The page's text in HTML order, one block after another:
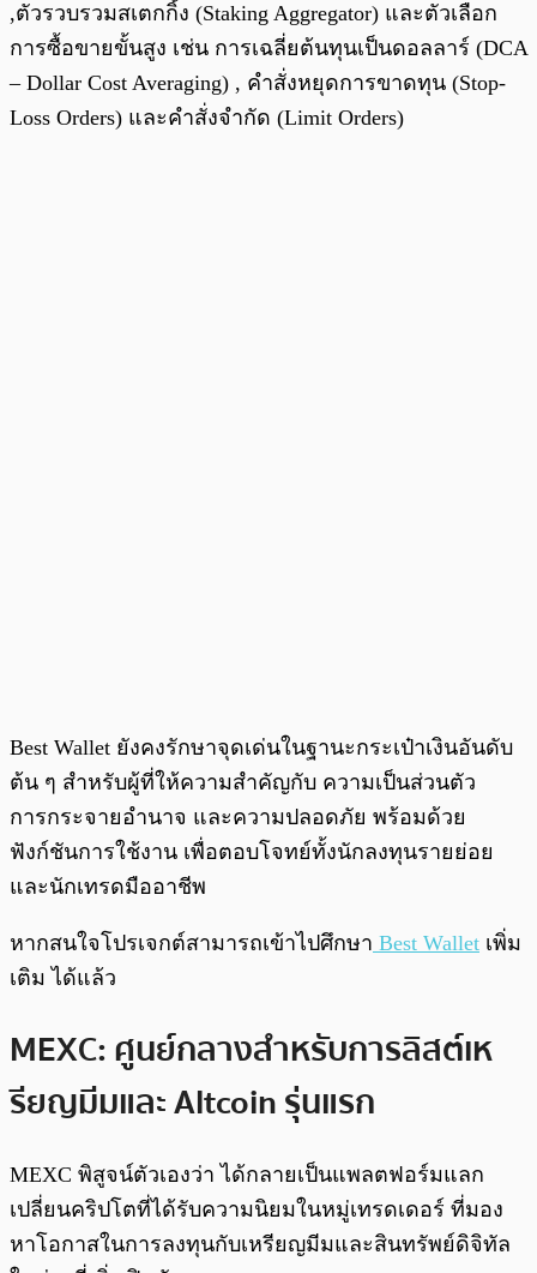
,ตัวรวบรวมสเตกกิ้ง (Staking Aggregator) และตัวเลือก
การซื้อขายขั้นสูง เช่น การเฉลี่ยต้นทุนเป็นดอลลาร์ (DCA
– Dollar Cost Averaging) , คำสั่งหยุดการขาดทุน (Stop-
Loss Orders) และคำสั่งจำกัด (Limit Orders)
Best Wallet ยังคงรักษาจุดเด่นในฐานะกระเป๋าเงินอันดับ
ต้น ๆ สำหรับผู้ที่ให้ความสำคัญกับ ความเป็นส่วนตัว
การกระจายอำนาจ และความปลอดภัย พร้อมด้วย
ฟังก์ชันการใช้งาน เพื่อตอบโจทย์ทั้งนักลงทุนรายย่อย
และนักเทรดมืออาชีพ
หากสนใจโปรเจกต์สามารถเข้าไปศึกษา Best Wallet เพิ่ม
เติม ได้แล้ว
MEXC: ศูนย์กลางสำหรับการลิสต์เห
รียญมีมและ Altcoin รุ่นแรก
MEXC พิสูจน์ตัวเองว่า ได้กลายเป็นแพลตฟอร์มแลก
เปลี่ยนคริปโตที่ได้รับความนิยมในหมู่เทรดเดอร์ ที่มอง
หาโอกาสในการลงทุนกับเหรียญมีมและสินทรัพย์ดิจิทัล